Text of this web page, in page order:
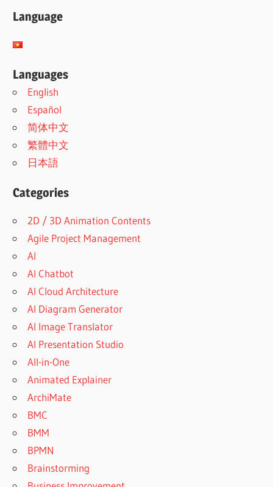
Language
Languages
English
Español
简体中文
繁體中文
日本語
Categories
2D / 3D Animation Contents
Agile Project Management
AI
AI Chatbot
AI Cloud Architecture
AI Diagram Generator
AI Image Translator
AI Presentation Studio
All-in-One
Animated Explainer
ArchiMate
BMC
BMM
BPMN
Brainstorming